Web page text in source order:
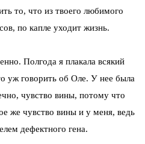
то, что из твоего любимого
по капле уходит жизнь.
Полгода я плакала всякий
уж говорить об Оле. У нее была
чувство вины, потому что
же чувство вины и у меня, ведь
дефектного гена.